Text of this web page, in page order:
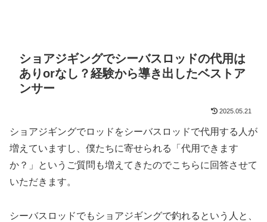
ショアジギングでシーバスロッドの代用は
ありorなし？経験から導き出したベストア
ンサー
2025.05.21
ショアジギングでロッドをシーバスロッドで代用する人が
増えていますし、僕たちに寄せられる「代用できます
か？」というご質問も増えてきたのでこちらに回答させて
いただきます。
シーバスロッドでもショアジギングで釣れるという人と、